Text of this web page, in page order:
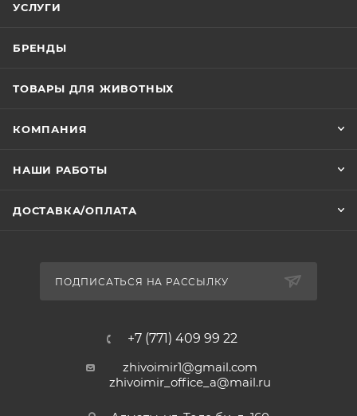
УСЛУГИ
БРЕНДЫ
ТОВАРЫ ДЛЯ ЖИВОТНЫХ
КОМПАНИЯ
НАШИ РАБОТЫ
ДОСТАВКА/ОПЛАТА
ПОДПИСАТЬСЯ НА РАССЫЛКУ
+7 (771) 409 99 22
zhivoimir1@gmail.com
zhivoimir_office_a@mail.ru